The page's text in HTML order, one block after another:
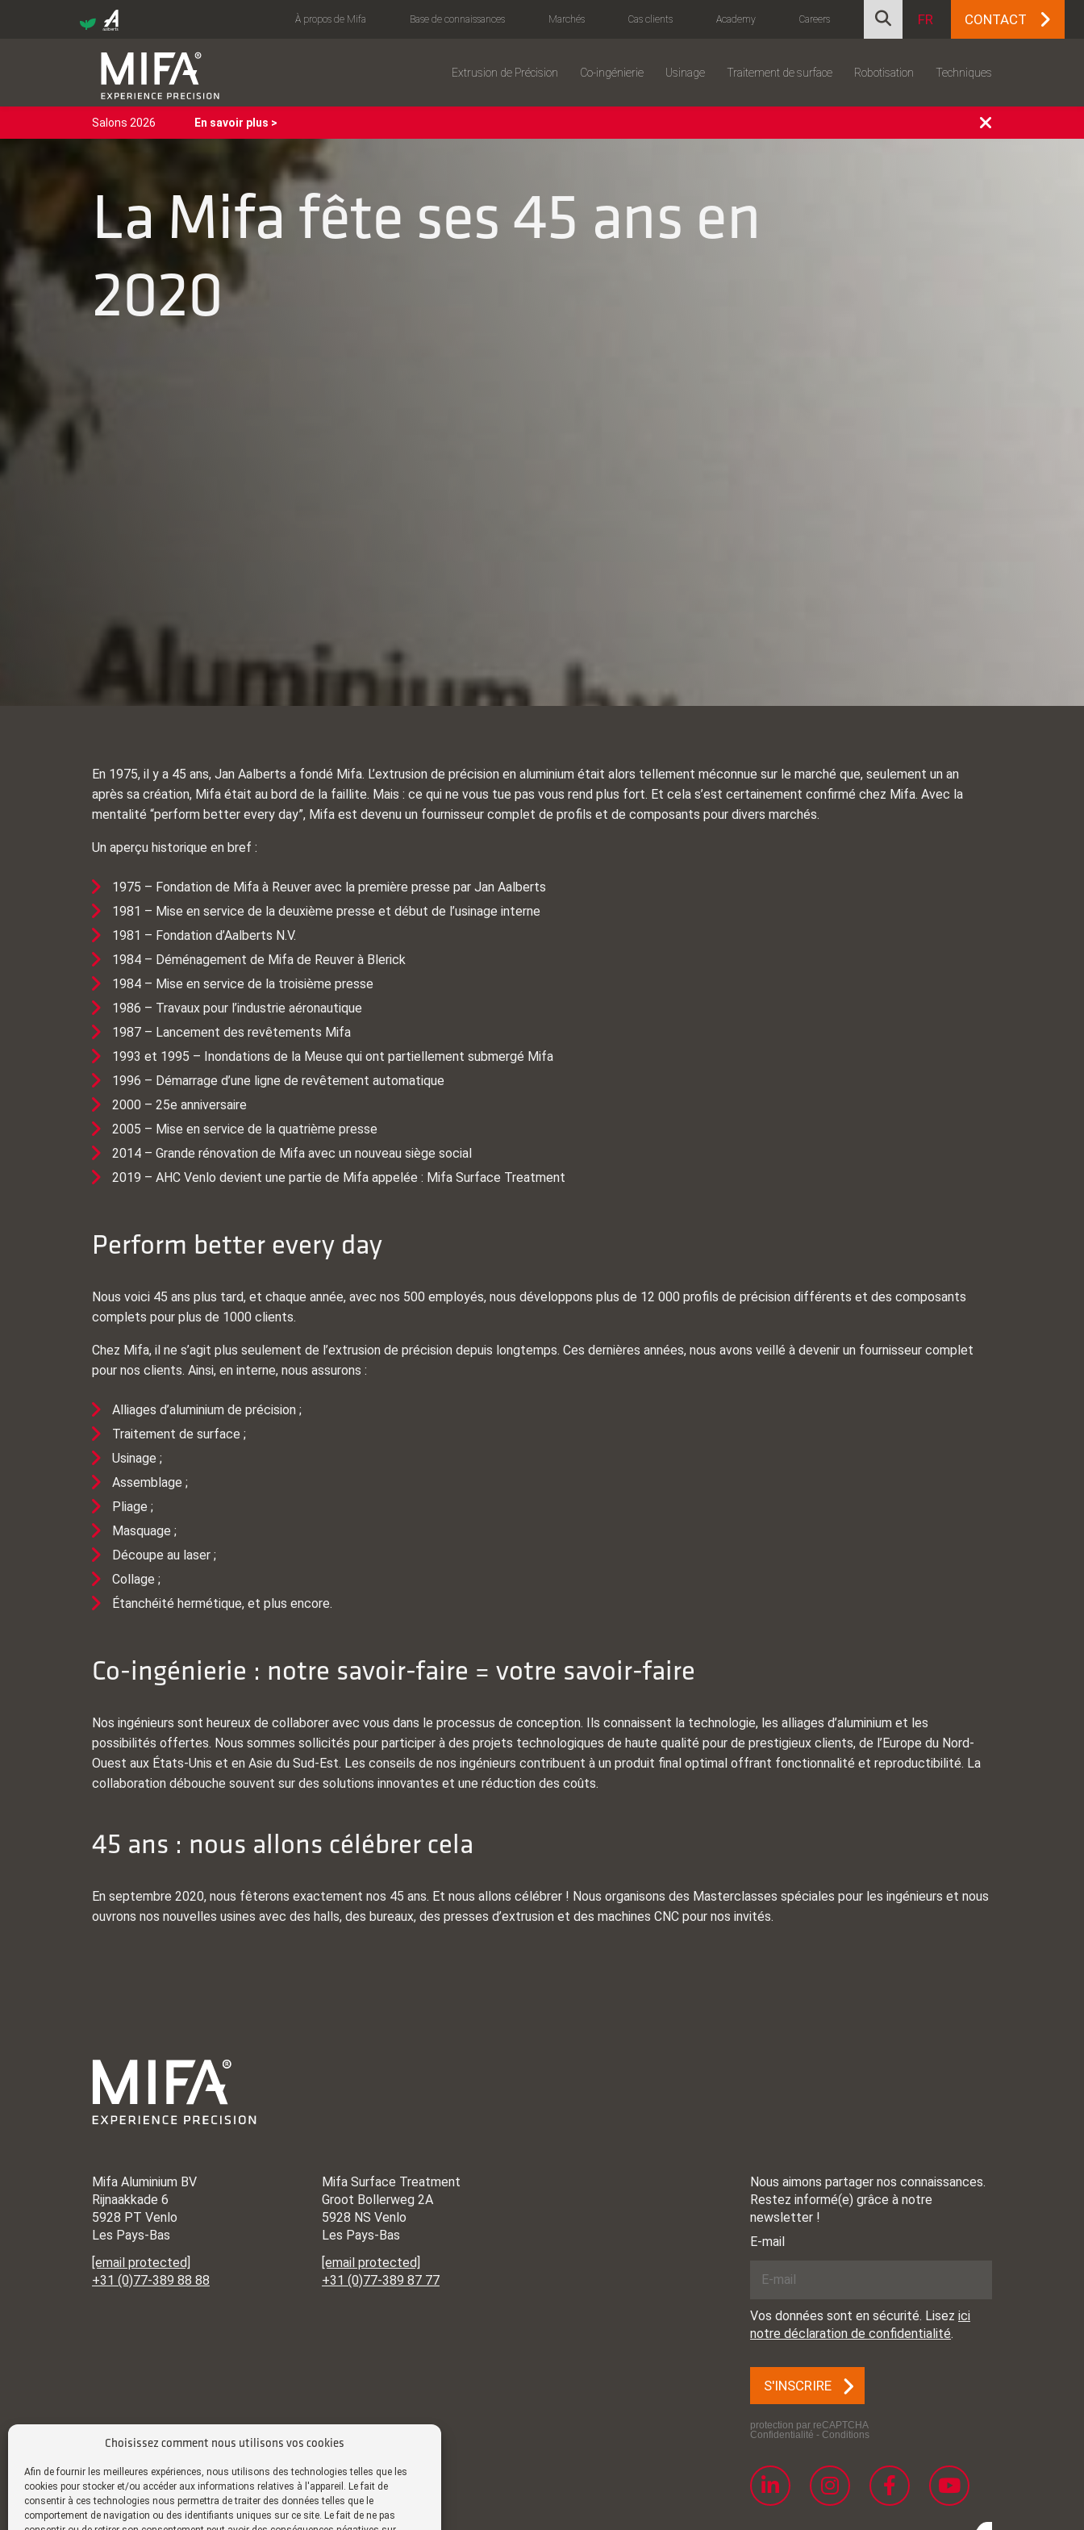
Choisissez comment nous utilisons vos cookies
Afin de fournir les meilleures expériences, nous utilisons des technologies telles que les
cookies pour stocker et/ou accéder aux informations relatives à l'appareil. Le fait de
consentir à ces technologies nous permettra de traiter des données telles que le
comportement de navigation ou des identifiants uniques sur ce site. Le fait de ne pas
À propos de Mifa Base de connaissances Marchés Cas clients Academy Careers FR CONTACT
Extrusion de Précision Co-ingénierie Usinage Traitement de surface Robotisation Techniques
Salons 2026 En savoir plus >
La Mifa fête ses 45 ans en
2020
En 1975, il y a 45 ans, Jan Aalberts a fondé Mifa. L’extrusion de précision en aluminium était alors tellement méconnue sur le marché que, seulement un an
après sa création, Mifa était au bord de la faillite. Mais : ce qui ne vous tue pas vous rend plus fort. Et cela s’est certainement confirmé chez Mifa. Avec la
mentalité “perform better every day”, Mifa est devenu un fournisseur complet de profils et de composants pour divers marchés.
Un aperçu historique en bref :
1975 – Fondation de Mifa à Reuver avec la première presse par Jan Aalberts
1981 – Mise en service de la deuxième presse et début de l’usinage interne
1981 – Fondation d’Aalberts N.V.
1984 – Déménagement de Mifa de Reuver à Blerick
1984 – Mise en service de la troisième presse
1986 – Travaux pour l’industrie aéronautique
1987 – Lancement des revêtements Mifa
1993 et 1995 – Inondations de la Meuse qui ont partiellement submergé Mifa
1996 – Démarrage d’une ligne de revêtement automatique
2000 – 25e anniversaire
2005 – Mise en service de la quatrième presse
2014 – Grande rénovation de Mifa avec un nouveau siège social
2019 – AHC Venlo devient une partie de Mifa appelée : Mifa Surface Treatment
Perform better every day
Nous voici 45 ans plus tard, et chaque année, avec nos 500 employés, nous développons plus de 12 000 profils de précision différents et des composants
complets pour plus de 1000 clients.
Chez Mifa, il ne s’agit plus seulement de l’extrusion de précision depuis longtemps. Ces dernières années, nous avons veillé à devenir un fournisseur complet
pour nos clients. Ainsi, en interne, nous assurons :
Alliages d’aluminium de précision ;
Traitement de surface ;
Usinage ;
Assemblage ;
Pliage ;
Masquage ;
Découpe au laser ;
Collage ;
Étanchéité hermétique, et plus encore.
Co-ingénierie : notre savoir-faire = votre savoir-faire
Nos ingénieurs sont heureux de collaborer avec vous dans le processus de conception. Ils connaissent la technologie, les alliages d’aluminium et les
possibilités offertes. Nous sommes sollicités pour participer à des projets technologiques de haute qualité pour de prestigieux clients, de l’Europe du Nord-
Ouest aux États-Unis et en Asie du Sud-Est. Les conseils de nos ingénieurs contribuent à un produit final optimal offrant fonctionnalité et reproductibilité. La
collaboration débouche souvent sur des solutions innovantes et une réduction des coûts.
45 ans : nous allons célébrer cela
En septembre 2020, nous fêterons exactement nos 45 ans. Et nous allons célébrer ! Nous organisons des Masterclasses spéciales pour les ingénieurs et nous
ouvrons nos nouvelles usines avec des halls, des bureaux, des presses d’extrusion et des machines CNC pour nos invités.
Mifa Aluminium BV
Rijnaakkade 6
5928 PT Venlo
Les Pays-Bas
[email protected]
+31 (0)77-389 88 88
Mifa Surface Treatment
Groot Bollerweg 2A
5928 NS Venlo
Les Pays-Bas
[email protected]
+31 (0)77-389 87 77